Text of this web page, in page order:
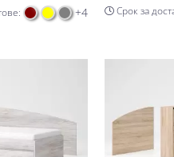
+4 Срок за